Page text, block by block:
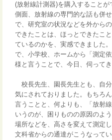
(放射線計測器)を購入すること
側面、放射線の専門的な話も併
で、研究室の状況などを外から
できたことは、ほっとできたこ
ているのかを、実感できました
で、小学校、ホームから「測定
様と言うことで、今日、伺ってき
校長先生、園長先生とも、自
気にされておりました。もちろ
言うことと、何よりも、「放射
いうのが、困りものの原因のよ
場所などを、高さを変えて測定
文科省からの通達がこうなって